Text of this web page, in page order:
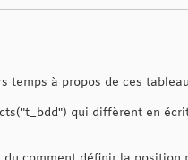
temps à propos de ces
qui diffèrent en